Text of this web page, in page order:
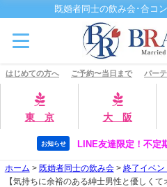
既婚者同士の飲み会･合コ
はじめての方へ ご予約〜当日まで パー
東 京 大 阪
お知らせ LINE友達限定！不定
ホーム > 既婚者同士の飲み会> 終了イベン
【気持ちに余裕のある紳士男性と優しく